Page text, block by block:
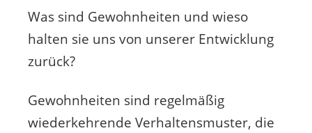
Was sind Gewohnheiten und wieso
halten sie uns von unserer Entwicklung
zurück?
Gewohnheiten sind regelmäßig
wiederkehrende Verhaltensmuster, die